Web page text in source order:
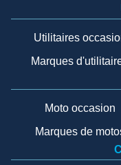
Utilitaires
Marques
Moto occasion
Marques de